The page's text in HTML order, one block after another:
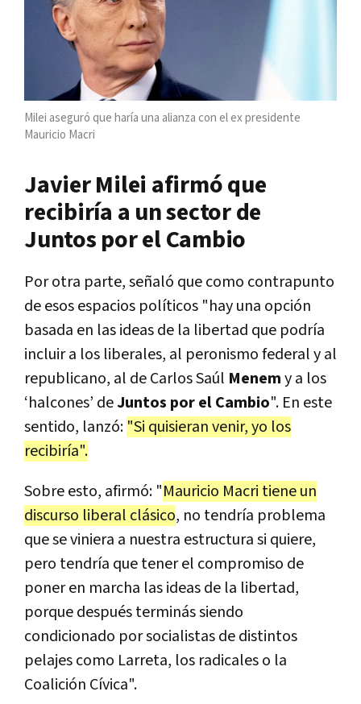
Milei aseguró que haría una alianza con el ex presidente
Mauricio Macri
Javier Milei afirmó que
recibiría a un sector de
Juntos por el Cambio
Por otra parte, señaló que como contrapunto
de esos espacios políticos "hay una opción
basada en las ideas de la libertad que podría
incluir a los liberales, al peronismo federal y al
republicano, al de Carlos Saúl Menemy a los
‘halcones’ deJuntos por el Cambio". En este
sentido, lanzó: "Si quisieran venir, yo los
recibiría".
Sobre esto, afirmó: "Mauricio Macri tiene un
discurso liberal clásico, no tendría problema
que se viniera a nuestra estructura si quiere,
pero tendría que tener el compromiso de
poner en marcha las ideas de la libertad,
porque después terminás siendo
condicionado por socialistas de distintos
pelajes como Larreta, los radicales o la
Coalición Cívica".